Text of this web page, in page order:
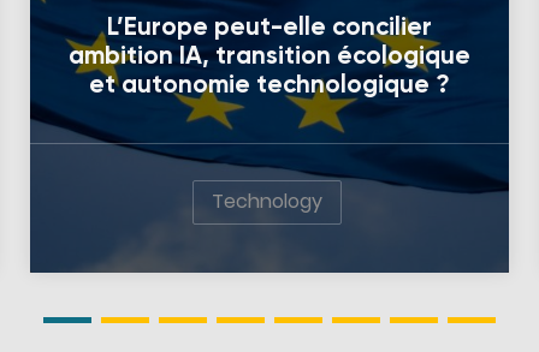
L’Europe peut-elle concilier
ambition IA, transition écologique
et autonomie technologique ?
Technology